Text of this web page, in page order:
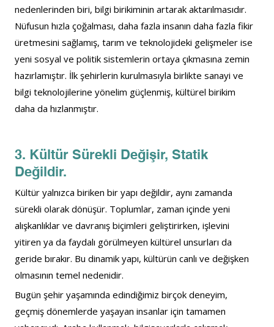
nedenlerinden biri, bilgi birikiminin artarak aktarılmasıdır.
Nüfusun hızla çoğalması, daha fazla insanın daha fazla fikir
üretmesini sağlamış, tarım ve teknolojideki gelişmeler ise
yeni sosyal ve politik sistemlerin ortaya çıkmasına zemin
hazırlamıştır. İlk şehirlerin kurulmasıyla birlikte sanayi ve
bilgi teknolojilerine yönelim güçlenmiş, kültürel birikim
daha da hızlanmıştır.
3. Kültür Sürekli Değişir, Statik
Değildir.
Kültür yalnızca biriken bir yapı değildir, aynı zamanda
sürekli olarak dönüşür. Toplumlar, zaman içinde yeni
alışkanlıklar ve davranış biçimleri geliştirirken, işlevini
yitiren ya da faydalı görülmeyen kültürel unsurları da
geride bırakır. Bu dinamik yapı, kültürün canlı ve değişken
olmasının temel nedenidir.
Bugün şehir yaşamında edindiğimiz birçok deneyim,
geçmiş dönemlerde yaşayan insanlar için tamamen